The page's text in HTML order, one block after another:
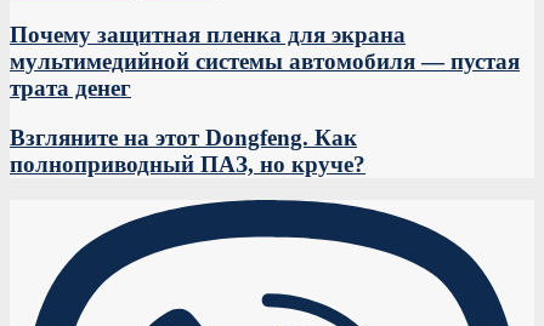
Почему защитная пленка для экрана
мультимедийной системы автомобиля — пустая
трата денег
Взгляните на этот Dongfeng. Как
полноприводный ПАЗ, но круче?